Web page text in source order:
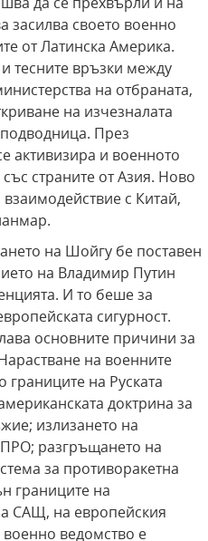
засилва своето военно
от Латинска Америка.
тесните връзки между
на отбраната,
на изчезналата
През
активизира и военното
страните от Азия. Ново
с Китай,
на Шойгу бе поставен
на Владимир Путин
И то беше за
сигурност.
основните причини за
на военните
на Руската
доктрина за
излизането на
разгръщането на
за противоракетна
границите на
САЩ, на европейския
военно ведомство е